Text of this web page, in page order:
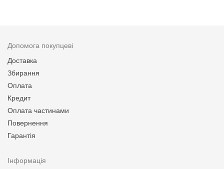
Допомога покупцеві
Доставка
Збирання
Оплата
Кредит
Оплата частинами
Повернення
Гарантія
Інформація